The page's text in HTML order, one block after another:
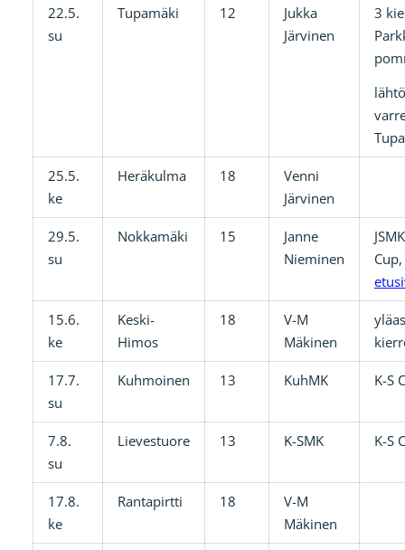
22.5.
su
Tupamäki 12
Jukka
Järvinen
3
25.5.
ke
Heräkulma 18
Venni
Järvinen
29.5.
su
Nokkamäki 15
Janne
Nieminen
15.6.
ke
Keski-
Himos
18
V-M
Mäkinen
17.7.
su
Kuhmoinen 13 KuhMK K-S
7.8.
su
Lievestuore 13 K-SMK K-S
17.8.
ke
Rantapirtti 18
V-M
Mäkinen